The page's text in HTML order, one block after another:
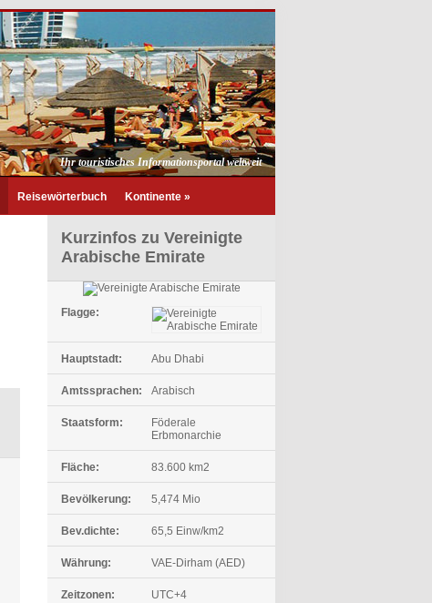
Ihr touristisches Informationsportal weltweit
Reisewörterbuch Kontinente »
Kurzinfos zu Vereinigte
Arabische Emirate
Flagge:
Hauptstadt: Abu Dhabi
Amtssprachen: Arabisch
Staatsform:
Föderale
Erbmonarchie
Fläche: 83.600 km2
Bevölkerung: 5,474 Mio
Bev.dichte: 65,5 Einw/km2
Währung: VAE-Dirham (AED)
Zeitzonen: UTC+4